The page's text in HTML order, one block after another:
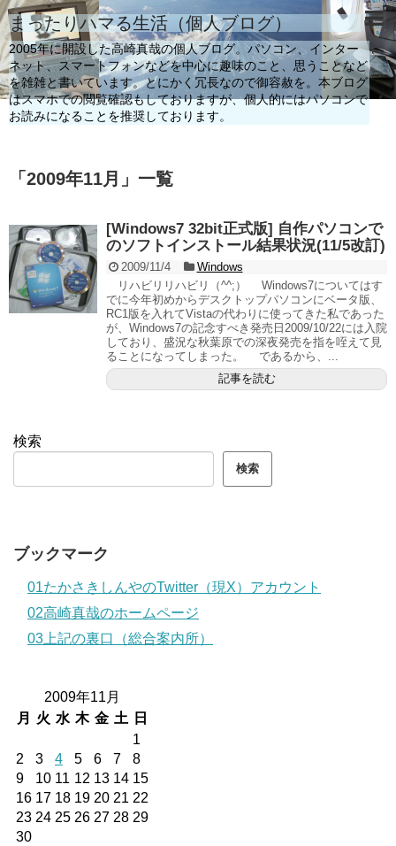
まったりハマる生活（個人ブログ）
2005年に開設した高崎真哉の個人ブログ。パソコン、インター
ネット、スマートフォンなどを中心に趣味のこと、思うことなど
を雑雑と書いています。とにかく冗長なので御容赦を。本ブログ
はスマホでの閲覧確認もしておりますが、個人的にはパソコンで
お読みになることを推奨しております。
「 2009年11月 」 一覧
[Windows7 32bit正式版] 自作パソコンで
のソフトインストール結果状況(11/5改訂)
2009/11/4
Windows
リハビリリハビリ（^^;） Windows7についてはす
でに今年初めからデスクトップパソコンにベータ版、
RC1版を入れてVistaの代わりに使ってきた私であった
が、Windows7の記念すべき発売日2009/10/22には入院
しており、盛況な秋葉原での深夜発売を指を咥えて見
ることになってしまった。 であるから、...
記事を読む
検索
検索
ブックマーク
01たかさきしんやのTwitter（現X）アカウント
02高崎真哉のホームページ
03上記の裏口（総合案内所）
2009年11月
月
火 水 木 金 土
日
1
2
3 4 5 6 7
8
9
10 11 12 13 14 15
16 17 18 19 20 21 22
23 24 25 26 27 28 29
30